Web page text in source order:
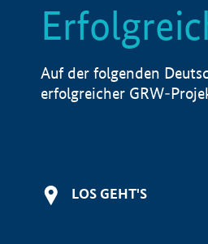
Auf der folgenden
erfolgreicher GRW-
LOS GEHT'S